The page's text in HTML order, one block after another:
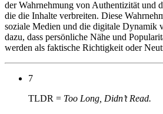
der Wahrnehmung von Authentizität und
die die Inhalte verbreiten. Diese
soziale Medien und die digitale Dynamik
dazu, dass persönliche Nähe und
werden als faktische Richtigkeit oder
7
TLDR = Too Long, Didn’t Read.